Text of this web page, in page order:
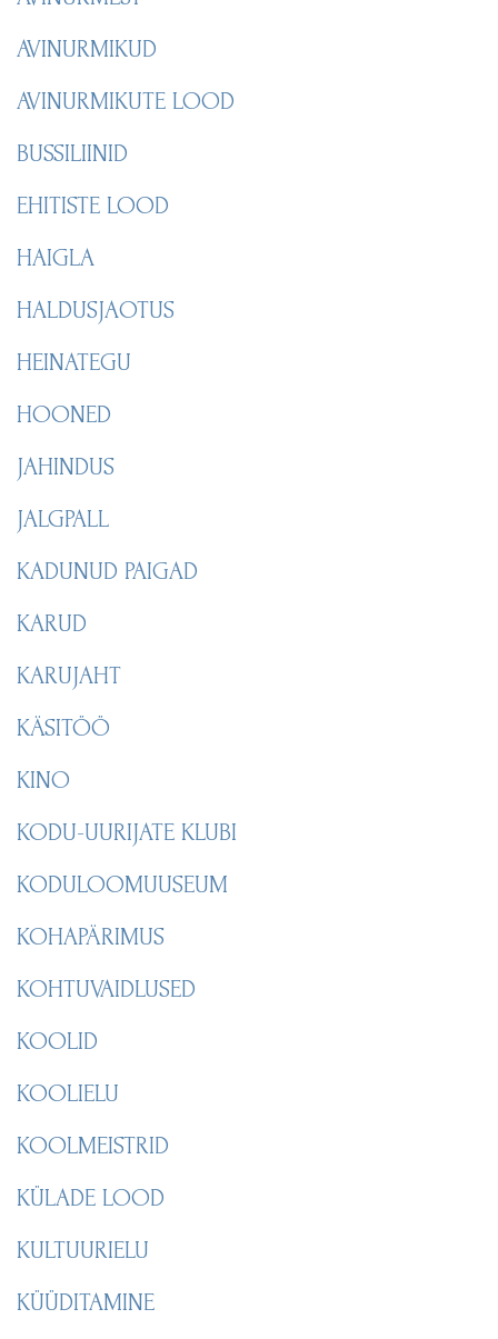
AVINURMIKUD
AVINURMIKUTE LOOD
BUSSILIINID
EHITISTE LOOD
HAIGLA
HALDUSJAOTUS
HEINATEGU
HOONED
JAHINDUS
JALGPALL
KADUNUD PAIGAD
KARUD
KARUJAHT
KÄSITÖÖ
KINO
KODU-UURIJATE KLUBI
KODULOOMUUSEUM
KOHAPÄRIMUS
KOHTUVAIDLUSED
KOOLID
KOOLIELU
KOOLMEISTRID
KÜLADE LOOD
KULTUURIELU
KÜÜDITAMINE